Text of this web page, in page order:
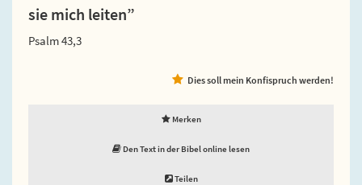
sie mich leiten”
Psalm 43,3
Dies soll mein Konfispruch werden!
Merken
Den Text in der Bibel online lesen
Teilen